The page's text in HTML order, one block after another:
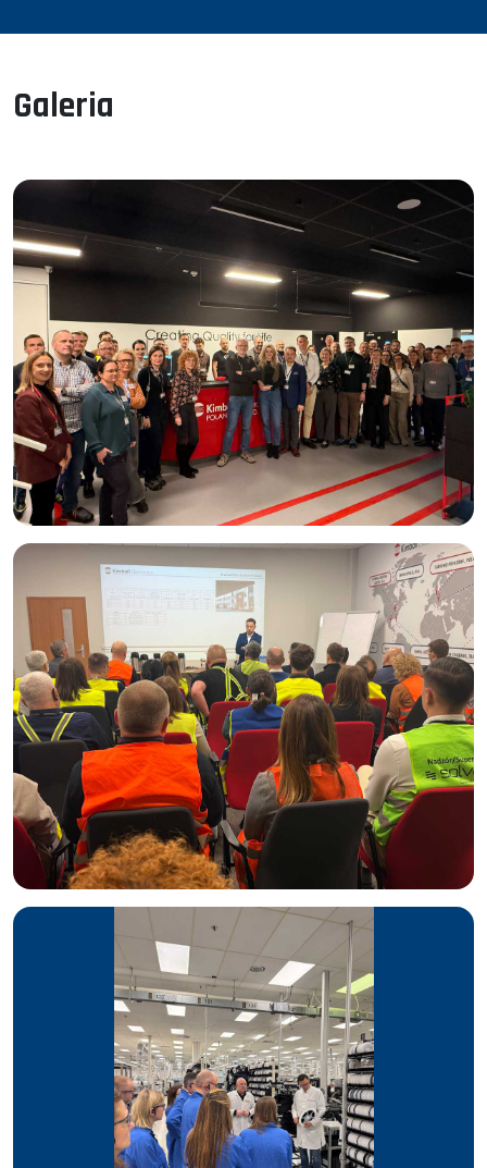
Powstające w naszym zakładzie podzespoły są
bezpieczeństwo, ochronę zdrowia i życia oraz codzienny
komfort milionów użytkowników na całym świecie.
Bycie liderem rynku to dla nas zobowiązanie. Dlatego
pracujemy w najnowszych technologiach i stawiamy na rozwój
kompetencji członków naszego zespołu. Integrujemy pracę
ludzi, urządzeń i systemów IT osiągając wzrost i wysoką
efektywność. Dostrzegamy opłacalność zastosowania
automatyzacji i digitalizacji w dłuższej perspektywie dlatego
naszą strategią jest kompleksowe i innowacyjne podejścia do
Przemysłu 4.0 w szerokim tego słowa znaczeniu.
Kimball Electronics jest wiodącym producentem EMS, czyli
dostawcą usług produkcji elektroniki na zlecenie,
obsługującym klientów na całym świecie.
Produkujemy podzespoły elektroniczne na zlecenie dla
naszych Klientów z branży motoryzacyjnej, medycznej i
przemysłowej.
Powstające w naszym zakładzie podzespoły są
wykorzystywane przez czołowych producentów z Europy,
Azji czy Stanów Zjednoczonych i stanowią istotny wkład w
bezpieczeństwo, ochronę zdrowia i życia oraz codzienny
komfort milionów użytkowników na całym świecie.
Galeria